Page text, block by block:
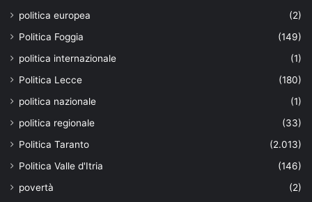
politica europea
(2)
Politica Foggia
(149)
politica internazionale
(1)
Politica Lecce
(180)
politica nazionale
(1)
politica regionale
(33)
Politica Taranto
(2.013)
Politica Valle d'Itria
(146)
povertà
(2)